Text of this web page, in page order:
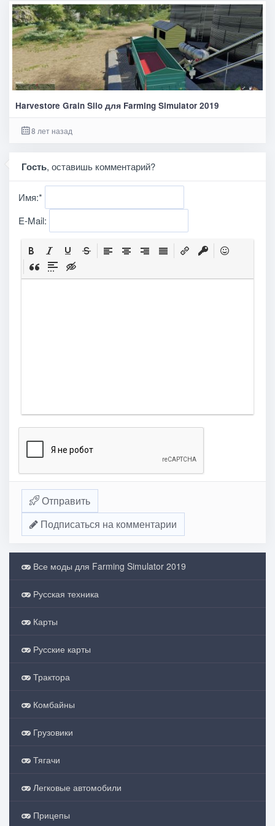
Harvestore Grain Silo для Farming Simulator 2019
8 лет назад
Гость, оставишь комментарий?
Имя:*
E-Mail:
Отправить
Подписаться на комментарии
Все моды для Farming Simulator 2019
Русская техника
Карты
Русские карты
Трактора
Комбайны
Грузовики
Тягачи
Легковые автомобили
Прицепы